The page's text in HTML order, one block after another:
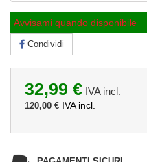
Avvisami quando disponibile
Condividi
32,99 € IVA incl.
120,00 € IVA incl.